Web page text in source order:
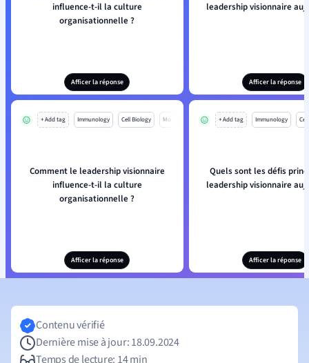
influence-t-il la culture
organisationnelle ?
Afficer la réponse
leadership visionnaire
Afficer la réponse
+ Add tag Immunology Cell Biology Mo
Comment le leadership visionnaire
influence-t-il la culture
organisationnelle ?
Afficer la réponse
+ Add tag Immunology
Quels sont les défis
leadership visionnaire
Afficer la réponse
Contenu vérifié
Dernière mise à jour: 18.09.2024
Temps de lecture: 14 min